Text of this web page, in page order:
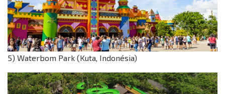
5) Waterbom Park (Kuta, Indonésia)